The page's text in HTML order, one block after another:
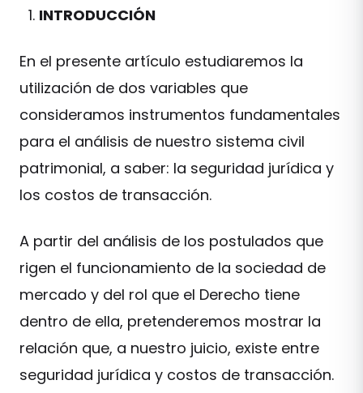
INTRODUCCIÓN
En el presente artículo estudiaremos la
utilización de dos variables que
consideramos instrumentos fundamentales
para el análisis de nuestro sistema civil
patrimonial, a saber: la seguridad jurídica y
los costos de transacción.
A partir del análisis de los postulados que
rigen el funcionamiento de la sociedad de
mercado y del rol que el Derecho tiene
dentro de ella, pretenderemos mostrar la
relación que, a nuestro juicio, existe entre
seguridad jurídica y costos de transacción.